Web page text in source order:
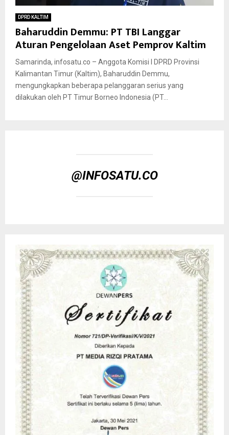
DPRD KALTIM
Baharuddin Demmu: PT TBI Langgar
Aturan Pengelolaan Aset Pemprov Kaltim
Samarinda, infosatu.co – Anggota Komisi I DPRD Provinsi
Kalimantan Timur (Kaltim), Baharuddin Demmu,
mengungkapkan beberapa pelanggaran serius yang
dilakukan oleh PT Timur Borneo Indonesia (PT...
@INFOSATU.CO